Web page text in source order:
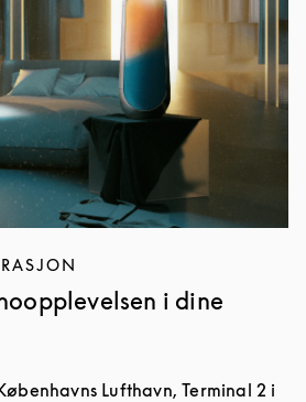
i dine
Lufthavn, Terminal 2 i